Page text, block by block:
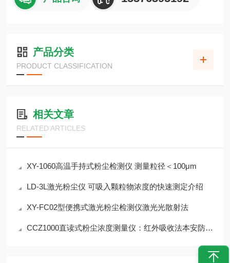
产品分类
PRODUCT CLASSIFICATION
相关文章
RELATED ARTICLES
XY-1060高温手持式粉尘检测仪 测量粒径＜100μm
LD-3L激光粉尘仪 可吸入颗粒物浓度的快速测定介绍
XY-FC02型便携式激光粉尘检测仪激光光散射法
CCZ1000直读式粉尘浓度测量仪：红外吸收法本安防爆设计